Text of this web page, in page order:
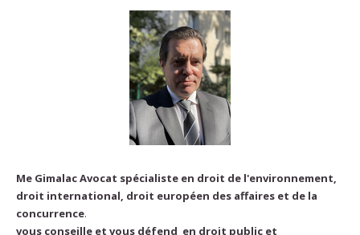
Me Gimalac Avocat spécialiste en droit de l'environnement,
droit international, droit européen des affaires et de la
concurrence.
vous conseille et vous défend en droit public et